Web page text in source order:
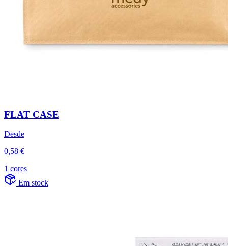
FLAT CASE
Desde
0,58 €
1 cores
Em stock